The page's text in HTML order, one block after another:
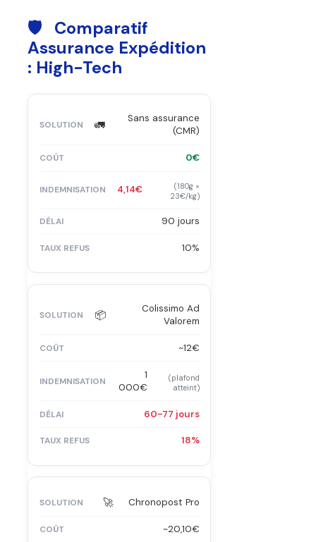
🛡️ Comparatif
Assurance Expédition
: High-Tech
🚛
Sans assurance
(CMR)
0€
4,14€
(180g ×
23€/kg)
90 jours
10%
📦
Colissimo Ad
Valorem
~12€
1
000€
(plafond
atteint)
60-77 jours
18%
🚀 Chronopost Pro
~20,10€